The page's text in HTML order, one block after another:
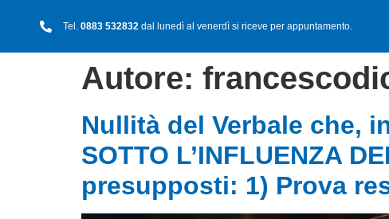
Tel. 0883 532832dal lunedì al venerdì si riceve per appuntamento.
Autore:
Nullità del Verbale che,
SOTTO L’INFLUENZA
presupposti: 1) Prova